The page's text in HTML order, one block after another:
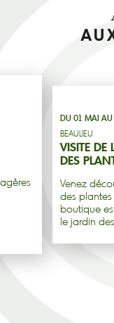
DU 01 MAI AU
BEAULIEU
VISITE
DES
Venez
des plantes
boutique
le jardin